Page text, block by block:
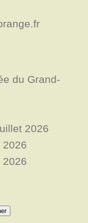
du Grand-
2026
2026
2026